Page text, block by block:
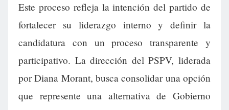
Este proceso refleja la intención del partido de
fortalecer su liderazgo interno y definir la
candidatura con un proceso transparente y
participativo. La dirección del PSPV, liderada
por Diana Morant, busca consolidar una opción
que represente una alternativa de Gobierno